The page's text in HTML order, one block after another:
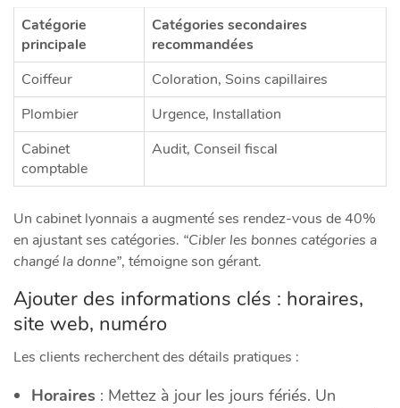
Catégorie
principale
Catégories secondaires
recommandées
Coiffeur
Coloration, Soins capillaires
Plombier
Urgence, Installation
Cabinet
comptable
Audit, Conseil fiscal
Un cabinet lyonnais a augmenté ses rendez-vous de 40%
en ajustant ses catégories. “Cibler les bonnes catégories a
changé la donne”, témoigne son gérant.
Ajouter des informations clés : horaires,
site web, numéro
Les clients recherchent des détails pratiques :
Horaires : Mettez à jour les jours fériés. Un